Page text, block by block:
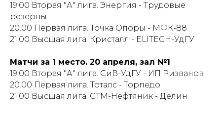
19.00 Вторая "А" лига. Энергия - Трудовые
резервы
20.00 Первая лига. Точка Опоры - МФК-88
21.00 Высшая лига. Кристалл - ELITECH-УдГУ
Матчи за 1 место. 20 апреля, зал №1
19.00 Вторая "А" лига. СиВ-УдГУ - ИП Ризванов
20.00 Первая лига. Тоталс - Торпедо
21.00 Высшая лига. СТМ-Нефтяник - Делин